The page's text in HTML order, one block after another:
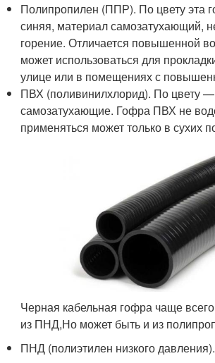
Полипропилен (ППР). По цвету эта
синяя, материал самозатухающий,
горение. Отличается повышенной
может использоваться для
улице или в помещениях с
ПВХ (поливинилхлорид). По цвету
самозатухающие. Гофра ПВХ не
применяться может только в сухих
Черная кабельная гофра чаще всего
из ПНД,Но может быть и из
ПНД (полиэтилен низкого